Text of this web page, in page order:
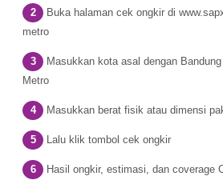
Buka halaman cek ongkir di
metro
Masukkan kota asal dengan
Metro
Masukkan berat fisik atau dimensi
Lalu klik tombol cek ongkir
Hasil ongkir, estimasi, dan coverage